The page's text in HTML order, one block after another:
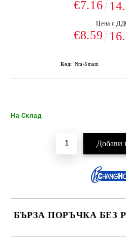
€7.16
Цена с
€8.59
Код: Nm-Smam
На Склад
БЪРЗА ПОРЪЧКА БЕЗ